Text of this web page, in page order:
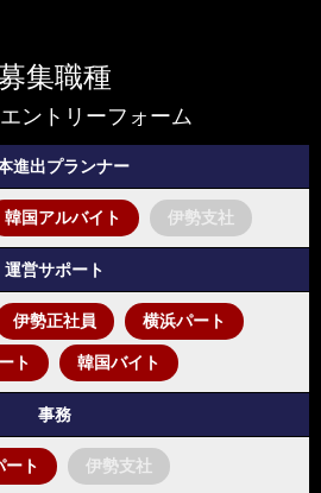
ポート
支援
集職種
ントリーフォーム
進出プランナー
韓国アルバイト 伊勢支社
運営サポート
伊勢正社員
横浜パート
ト
韓国バイト
事務
ート 伊勢支社